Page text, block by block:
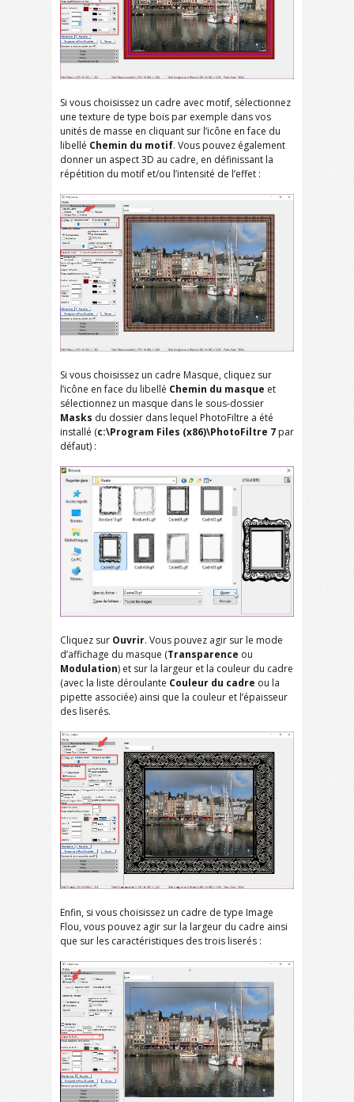
Si vous choisissez un cadre avec motif, sélectionnez
une texture de type bois par exemple dans vos
unités de masse en cliquant sur l’icône en face du
libellé Chemin du motif. Vous pouvez également
donner un aspect 3D au cadre, en définissant la
répétition du motif et/ou l’intensité de l’effet :
Si vous choisissez un cadre Masque, cliquez sur
l’icône en face du libellé Chemin du masque et
sélectionnez un masque dans le sous-dossier
Masks du dossier dans lequel PhotoFiltre a été
installé (c:\Program Files (x86)\PhotoFiltre 7 par
défaut) :
Cliquez sur Ouvrir. Vous pouvez agir sur le mode
d’affichage du masque (Transparence ou
Modulation) et sur la largeur et la couleur du cadre
(avec la liste déroulante Couleur du cadre ou la
pipette associée) ainsi que la couleur et l’épaisseur
des liserés.
Enfin, si vous choisissez un cadre de type Image
Flou, vous pouvez agir sur la largeur du cadre ainsi
que sur les caractéristiques des trois liserés :